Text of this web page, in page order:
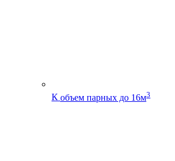
К объем парных до 16м3